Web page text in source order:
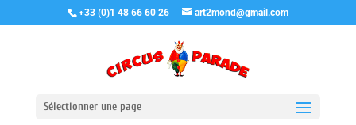
+33 (0)1 48 66 60 26 art2mond@gmail.com
Sélectionner une page